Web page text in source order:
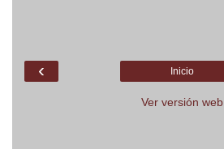
‹ Inicio
Ver versión web